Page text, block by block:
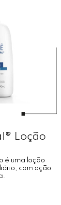
Loção
é uma loção
com ação